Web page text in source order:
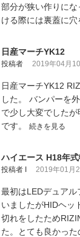
部分が狭い作りに
ける際には裏蓋に穴
日産マーチYK12
投稿者 2019年04月
日産マーチYK12
した。 バンパーを
で少し大変でした
です。 続きを見る
ハイエース H18年
投稿者 I 2019年01月
最初はLEDデュアル
いましたがHIDヘッ
切れをしたため
た。とても良かった